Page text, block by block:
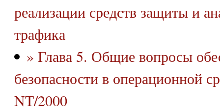
реализации средств защиты и
трафика
» Глава 5. Общие вопросы
безопасности в операционной
NT/2000